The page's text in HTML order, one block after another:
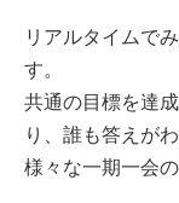
リアルタイムで
す。
共通の目標を達
り、誰も答えが
様々な一期一会